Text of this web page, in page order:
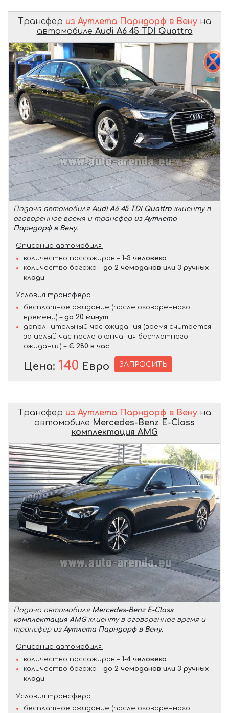
Трансфер из Аутлета Парндорф в Вену на
автомобиле Audi A6 45 TDI Quattro
Подача автомобиля Audi A6 45 TDI Quattro клиенту в
оговоренное время и трансфер из Аутлета
Парндорф в Вену.
Описание автомобиля:
количество пассажиров – 1-3 человека
количество багажа – до 2 чемоданов или 3 ручных
клади
Условия трансфера:
бесплатное ожидание (после оговоренного
времени) – до 20 минут
дополнительный час ожидания (время считается
за целый час после окончания бесплатного
ожидания) – € 280 в час
Цена: 140 Евро ЗАПРОСИТЬ
Трансфер из Аутлета Парндорф в Вену на
автомобиле Mercedes-Benz E-Class
комплектация AMG
Подача автомобиля Mercedes-Benz E-Class
комплектация AMGклиенту в оговоренное время и
трансфер из Аутлета Парндорф в Вену.
Описание автомобиля:
количество пассажиров – 1-4 человека
количество багажа – до 2 чемоданов или 3 ручных
клади
Условия трансфера:
бесплатное ожидание (после оговоренного